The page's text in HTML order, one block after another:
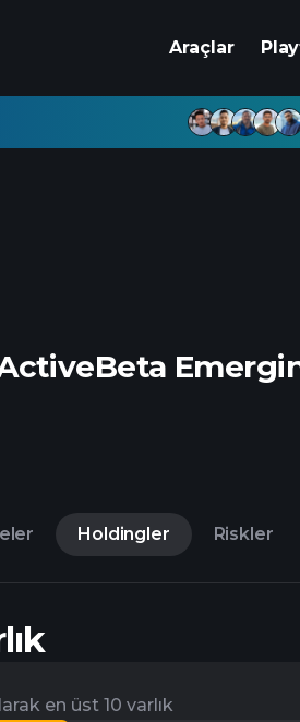
Araçlar
Holdingler Riskler
en üst 10 varlık